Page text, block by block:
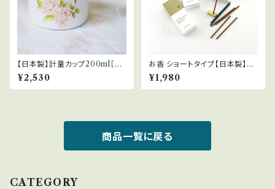
【日本製】計量カップ200ml［ホ
ーロー/花柄/カントリー雑貨/イ
マン/ダイアナローズ/薔薇］
¥2,530
お香 ショートタイプ【日本製】（4
種類）/スティック 20本入 香立
付き 京都
¥1,980
商品一覧に戻る
CATEGORY